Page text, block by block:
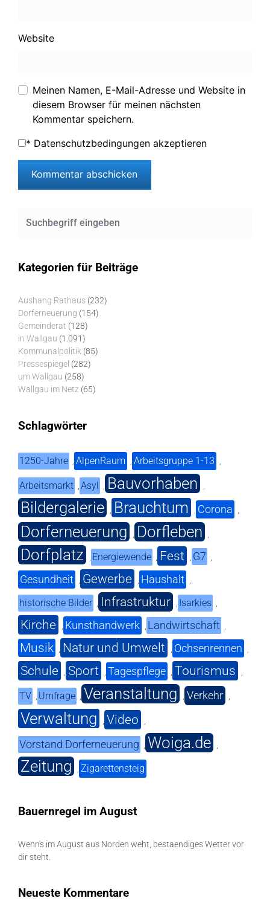
Website
Meinen Namen, E-Mail-Adresse und Website in
diesem Browser für meinen nächsten
Kommentar speichern.
* Datenschutzbedingungen akzeptieren
Kategorien für Beiträge
Aushang Rathaus (232)
Dorferneuerung (154)
Gemeinderat (128)
in Wallgau (1.091)
Kommunalpolitik (85)
Pressespiegel (282)
um Wallgau (258)
Wallgau im Netz (65)
Schlagwörter
1250-Jahre , AlpenRaum , Arbeitsgruppe 1-13 ,
Arbeitsmarkt ,Asyl , Bauvorhaben ,
Bildergalerie , Brauchtum , Corona ,
Dorferneuerung , Dorfleben ,
Dorfplatz , Energiewende , Fest , G7 ,
Gesundheit , Gewerbe , Haushalt ,
historische Bilder , Infrastruktur , Isarkies ,
Kirche , Kunsthandwerk , Landwirtschaft ,
Musik , Natur und Umwelt , Ochsenrennen ,
Schule , Sport , Tagespflege , Tourismus ,
TV , Umfrage , Veranstaltung , Verkehr ,
Verwaltung , Video ,
Vorstand Dorferneuerung , Woiga.de ,
Zeitung , Zigarettensteig
Bauernregel im August
Wenn's im August aus Norden weht, bestaendiges Wetter vor
dir steht.
Neueste Kommentare